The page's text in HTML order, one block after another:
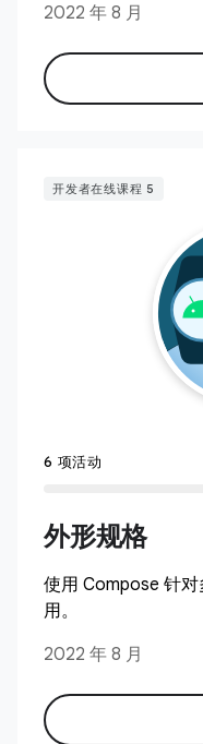
2022 年 8 月
开发者在线课程 5
6 项活动
外形规格
使用 Compose 针
用。
2022 年 8 月